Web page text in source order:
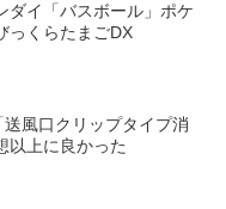
ダイ「バスボール」ポケ
っくらたまごDX
風口クリップタイプ消
以上に良かった